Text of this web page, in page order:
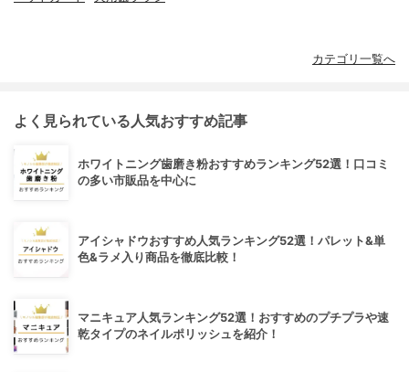
カテゴリ一覧へ
よく見られている人気おすすめ記事
ホワイトニング歯磨き粉おすすめランキング52選！口コミ
の多い市販品を中心に
アイシャドウおすすめ人気ランキング52選！パレット&単
色&ラメ入り商品を徹底比較！
マニキュア人気ランキング52選！おすすめのプチプラや速
乾タイプのネイルポリッシュを紹介！